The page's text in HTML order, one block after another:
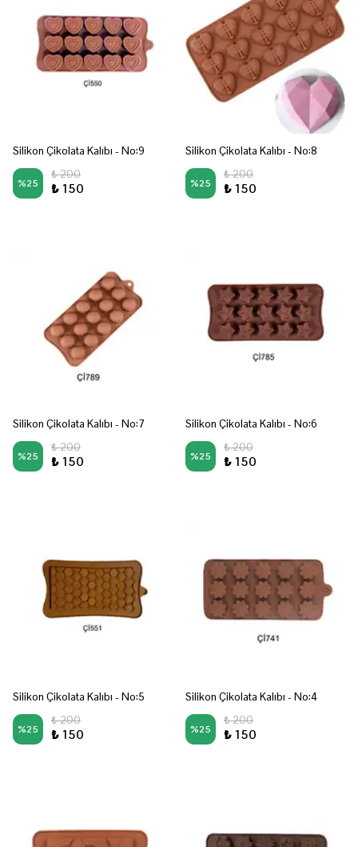
Silikon Çikolata Kalıbı - No:9
%25
₺ 200
₺ 150
Silikon Çikolata Kalıbı - No:8
%25
₺ 200
₺ 150
Silikon Çikolata Kalıbı - No:7
%25
₺ 200
₺ 150
Silikon Çikolata Kalıbı - No:6
%25
₺ 200
₺ 150
Silikon Çikolata Kalıbı - No:5
%25
₺ 200
₺ 150
Silikon Çikolata Kalıbı - No:4
%25
₺ 200
₺ 150